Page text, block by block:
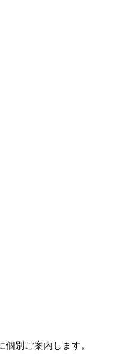
別ご案内します。